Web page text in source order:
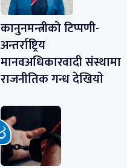
कानुनमन्त्रीको टिप्पणी-
अन्तर्राष्ट्रिय
मानवअधिकारवादी संस्थामा
राजनीतिक गन्ध देखियाे